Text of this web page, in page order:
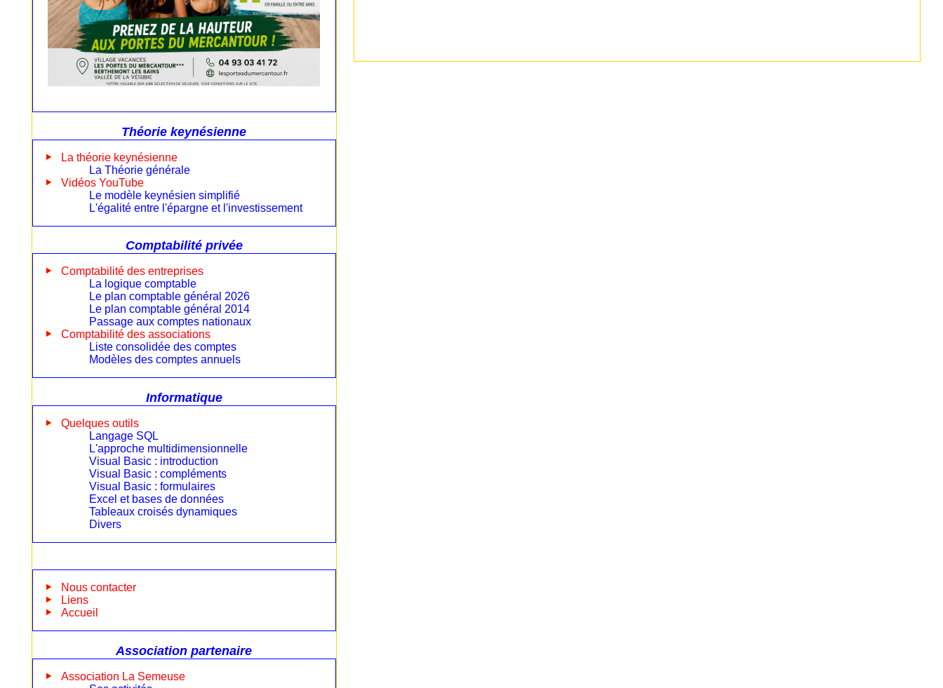
Théorie keynésienne
La théorie keynésienne
La Théorie générale
Vidéos YouTube
Le modèle keynésien simplifié
L'égalité entre l'épargne et l'investissement
Comptabilité privée
Comptabilité des entreprises
La logique comptable
Le plan comptable général 2026
Le plan comptable général 2014
Passage aux comptes nationaux
Comptabilité des associations
Liste consolidée des comptes
Modèles des comptes annuels
Informatique
Quelques outils
Langage SQL
L'approche multidimensionnelle
Visual Basic : introduction
Visual Basic : compléments
Visual Basic : formulaires
Excel et bases de données
Tableaux croisés dynamiques
Divers
Nous contacter
Liens
Accueil
Association partenaire
Association La Semeuse